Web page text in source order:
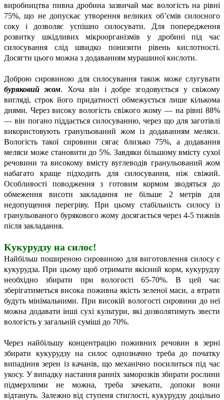
виробництва пивна дробина зазвичай має вологість на рівні
75%, що не допускає утворення великих об’ємів силосного
соку і дозволяє успішно силосувати. Для попередження
розвитку шкідливих мікроорганізмів у дробині під час
силосування слід швидко понизити рівень кислотності.
Досягти цього можна з додаванням мурашиної кислоти.
Доброю сировиною для силосування також може слугувати
буряковий жом. Хоча він і добре згодовується у свіжому
вигляді, строк його придатності обмежується лише кількома
днями. Через високу вологість свіжого жому — на рівні 88%
— він погано піддається силосуванню, через що для заготівлі
використовують гранульований жом із додаванням меляси.
Вологість такої сировини сягає близько 75%, а додавання
меляси може становити до 5%. Завдяки більшому вмісту сухої
речовини та високому вмісту вуглеводів гранульований жом
набагато краще підходить для силосування, ніж свіжий.
Особливості поводження з готовим кормом зводяться до
обмеження висоти закладання не більше 2 метрів для
недопущення перегріву. При цьому стабільність силосу із
гранульованого бурякового жому досягається через 4-5 тижнів
після закладання.
Кукурудзу на силос!
Найбільш поширеною сировиною для виготовлення силосу є
кукурудза. При цьому щоб отримати якісний корм, кукурудзу
необхідно збирати при вологості 65-70%. В цей час
зберігатиметься висока поживна якість зеленої маси, а втрати
будуть мінімальними. При високій вологості сировини до неї
можна додавати інші сухі культури, які дозволятимуть звести
вологість у загальній суміші до 70%.
Через найбільшу концентрацію поживних речовин в зерні
збирати кукурудзу на силос однозначно треба до початку
випадіння зерен із качанів, що механічно посилиться під час
укосу. У випадку настання ранніх заморозків збирати рослини
підмерзлими не можна, треба зачекати, допоки вони
відтануть. Залежно від ступеня стиглості, кукурудзу доцільно